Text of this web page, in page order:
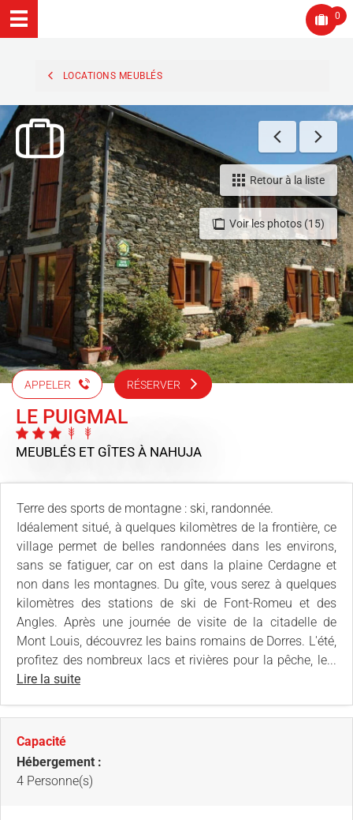
0
LOCATIONS MEUBLÉS
Voir les photos (15)
Retour à la liste
APPELER RÉSERVER
LE PUIGMAL
MEUBLÉS ET GÎTES À NAHUJA
Terre des sports de montagne : ski, randonnée.
Idéalement situé, à quelques kilomètres de la frontière, ce
village permet de belles randonnées dans les environs,
sans se fatiguer, car on est dans la plaine Cerdagne et
non dans les montagnes. Du gîte, vous serez à quelques
kilomètres des stations de ski de Font-Romeu et des
Angles. Après une journée de visite de la citadelle de
Mont Louis, découvrez les bains romains de Dorres. L'été,
profitez des nombreux lacs et rivières pour la pêche, le...
Lire la suite
Capacité
Hébergement :
4 Personne(s)